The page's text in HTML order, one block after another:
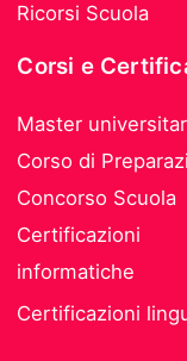
Ricorsi Scuola
Corsi e
Master
Corso di
Concorso Scuola
Certificazioni
informatiche
Certificazioni